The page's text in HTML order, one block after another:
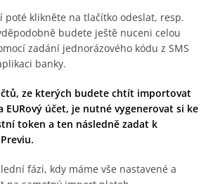
poté klikněte na tlačítko odeslat, resp.
budete ještě nuceni celou
zadání jednorázového kódu z SMS
banky.
ze kterých budete chtít importovat
EURový účet, je nutné vygenerovat si ke
token a ten následně zadat k
fázi, kdy máme vše nastavené a